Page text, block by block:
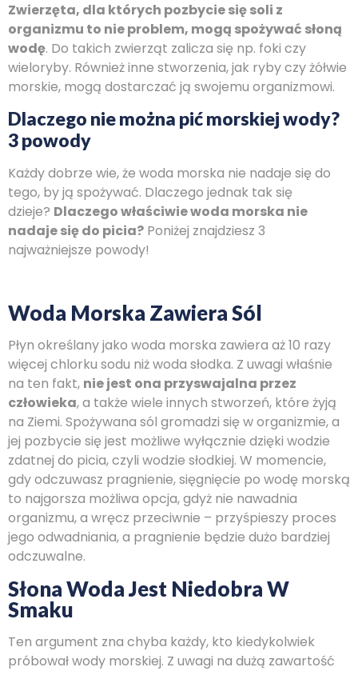
Zwierzęta, dla których pozbycie się soli z
organizmu to nie problem, mogą spożywać słoną
wodę. Do takich zwierząt zalicza się np. foki czy
wieloryby. Również inne stworzenia, jak ryby czy żółwie
morskie, mogą dostarczać ją swojemu organizmowi.
Dlaczego nie można pić morskiej wody?
3 powody
Każdy dobrze wie, że woda morska nie nadaje się do
tego, by ją spożywać. Dlaczego jednak tak się
dzieje? Dlaczego właściwie woda morska nie
nadaje się do picia? Poniżej znajdziesz 3
najważniejsze powody!
Woda Morska Zawiera Sól
Płyn określany jako woda morska zawiera aż 10 razy
więcej chlorku sodu niż woda słodka. Z uwagi właśnie
na ten fakt, nie jest ona przyswajalna przez
człowieka, a także wiele innych stworzeń, które żyją
na Ziemi. Spożywana sól gromadzi się w organizmie, a
jej pozbycie się jest możliwe wyłącznie dzięki wodzie
zdatnej do picia, czyli wodzie słodkiej. W momencie,
gdy odczuwasz pragnienie, sięgnięcie po wodę morską
to najgorsza możliwa opcja, gdyż nie nawadnia
organizmu, a wręcz przeciwnie – przyśpieszy proces
jego odwadniania, a pragnienie będzie dużo bardziej
odczuwalne.
Słona Woda Jest Niedobra W
Smaku
Ten argument zna chyba każdy, kto kiedykolwiek
próbował wody morskiej. Z uwagi na dużą zawartość